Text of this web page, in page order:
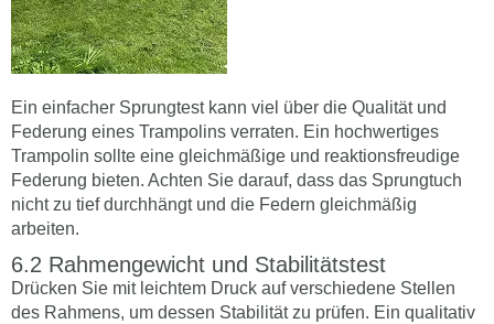
Ein einfacher Sprungtest kann viel über die Qualität und
Federung eines Trampolins verraten. Ein hochwertiges
Trampolin sollte eine gleichmäßige und reaktionsfreudige
Federung bieten. Achten Sie darauf, dass das Sprungtuch
nicht zu tief durchhängt und die Federn gleichmäßig
arbeiten.
Rahmengewicht und Stabilitätstest
Drücken Sie mit leichtem Druck auf verschiedene Stellen
des Rahmens, um dessen Stabilität zu prüfen. Ein qualitativ